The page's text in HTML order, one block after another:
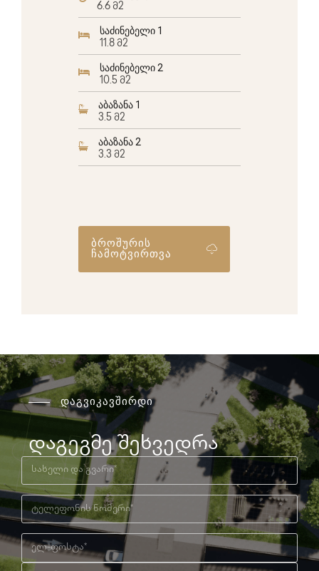
6.6 მ2
საძინებელი 1
11.8 მ2
საძინებელი 2
10.5 მ2
აბაზანა 1
3.5 მ2
აბაზანა 2
3.3 მ2
ბროშურის
ჩამოტვირთვა
დაგვიკავშირდი
დაგეგმე შეხვედრა